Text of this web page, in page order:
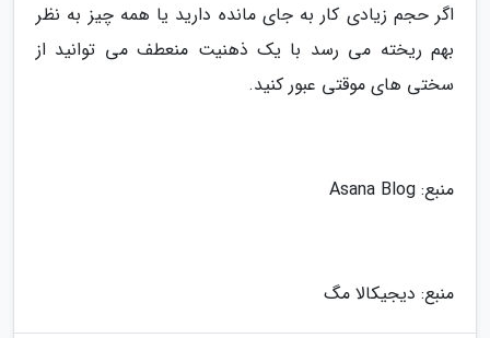
اگر حجم زیادی کار به جای مانده دارید یا همه چیز به نظر
بهم ریخته می رسد با یک ذهنیت منعطف می توانید از
سختی های موقتی عبور کنید.
منبع: Asana Blog
منبع: دیجیکالا مگ